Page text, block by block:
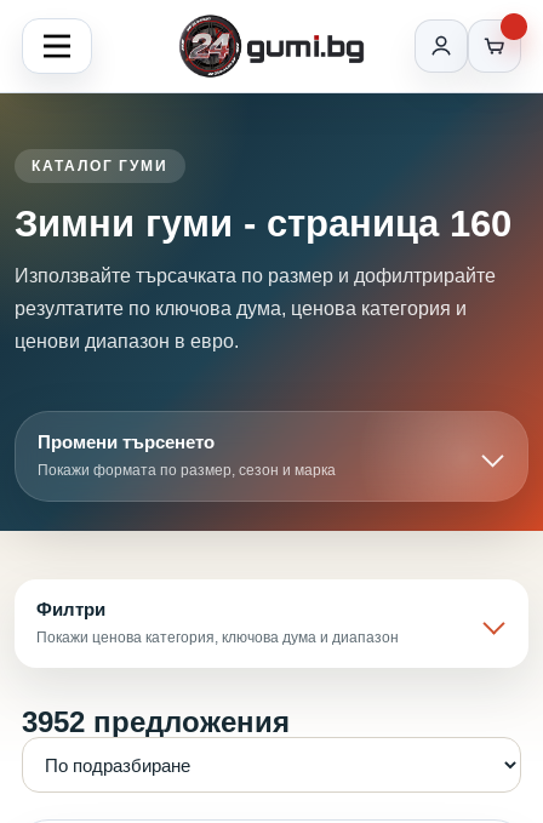
КАТАЛОГ ГУМИ
Зимни гуми - страница 160
Използвайте търсачката по размер и дофилтрирайте
резултатите по ключова дума, ценова категория и
ценови диапазон в евро.
Промени търсенето
Покажи формата по размер, сезон и марка
Филтри
Покажи ценова категория, ключова дума и диапазон
3952 предложения